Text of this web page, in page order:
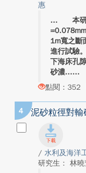
惠
本研
1m寬之斷
進行試驗
下海床孔
砂濃...
點閱：352
4 泥砂粒徑對
/ 水利及海洋
研究生： 林曉